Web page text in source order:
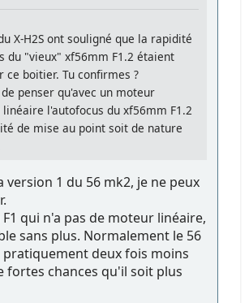
X-H2S ont souligné que la rapidité
du "vieux" xf56mm F1.2 étaient
ce boitier. Tu confirmes ?
penser qu'avec un moteur
linéaire l'autofocus du xf56mm F1.2
de mise au point soit de nature
version 1 du 56 mk2, je ne peux
F1 qui n'a pas de moteur linéaire,
sans plus. Normalement le 56
pratiquement deux fois moins
fortes chances qu'il soit plus